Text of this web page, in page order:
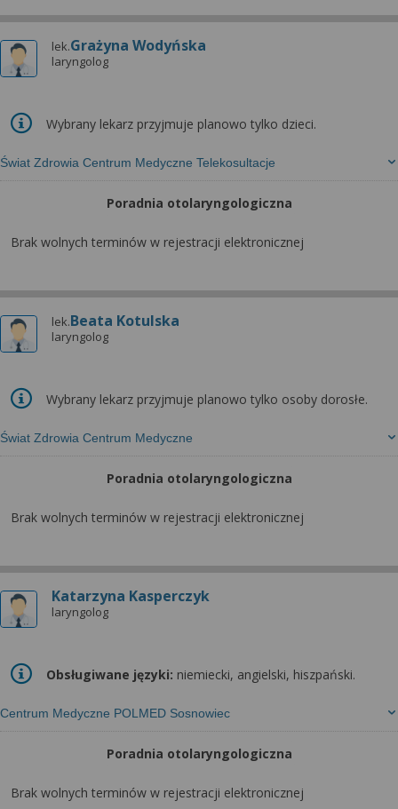
lek.Grażyna Wodyńska
laryngolog
Świat Zdrowia Centrum Medyczne Telekosultacje
Wybrany lekarz przyjmuje planowo tylko dzieci.
Poradnia otolaryngologiczna
Brak wolnych terminów w rejestracji elektronicznej
lek.Beata Kotulska
laryngolog
Świat Zdrowia Centrum Medyczne
Wybrany lekarz przyjmuje planowo tylko osoby dorosłe.
Poradnia otolaryngologiczna
Brak wolnych terminów w rejestracji elektronicznej
Katarzyna Kasperczyk
laryngolog
Centrum Medyczne POLMED Sosnowiec
Obsługiwane języki: niemiecki, angielski, hiszpański.
Poradnia otolaryngologiczna
Brak wolnych terminów w rejestracji elektronicznej